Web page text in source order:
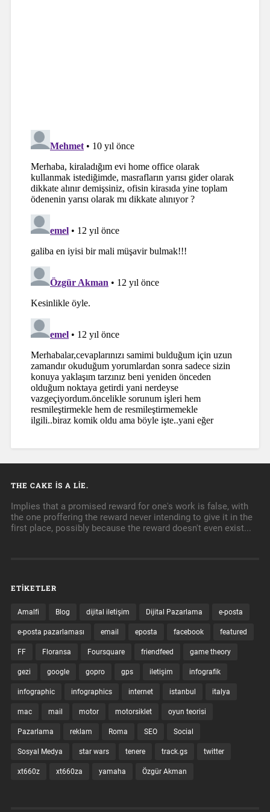
THE CAKE IS A LIE.
Implies that a promised reward for one's work is false, with
the one proffering the reward never intending to give it in the
first place, possibly because the reward doesn't even exist...
ETIKETLER
Amalfi Blog dijital iletişim Dijital Pazarlama e-posta
e-posta pazarlaması email eposta facebook featured
FF Floransa Foursquare friendfeed game theory
gezi google gopro gps iletişim infografik
infographic infographics internet istanbul italya
mac mail motor motorsiklet oyun teorisi
Pazarlama reklam Roma SEO Social
Sosyal Medya star wars tenere track.gs twitter
xt660z xt660za yamaha Özgür Akman